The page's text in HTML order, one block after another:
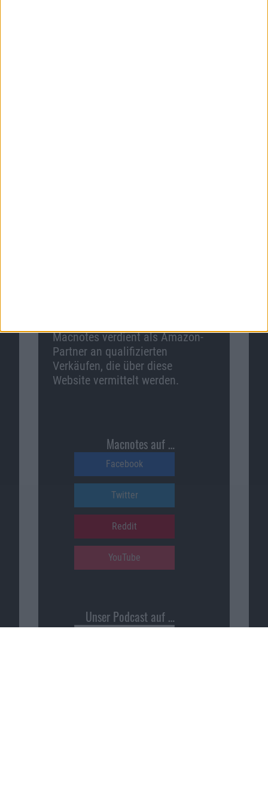
Macnotes verdient als Amazon-
Partner an qualifizierten
Verkäufen, die über diese
Website vermittelt werden.
Macnotes auf …
Facebook
Twitter
Reddit
YouTube
Unser Podcast auf …